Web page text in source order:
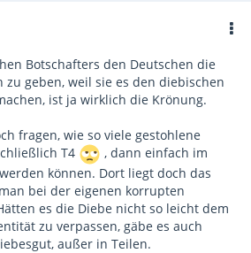
Botschafters den Deutschen die
geben, weil sie es den diebischen
ist ja wirklich die Krönung.
fragen, wie so viele gestohlene
T4
, dann einfach im
können. Dort liegt doch das
bei der eigenen korrupten
es die Diebe nicht so leicht dem
zu verpassen, gäbe es auch
außer in Teilen.